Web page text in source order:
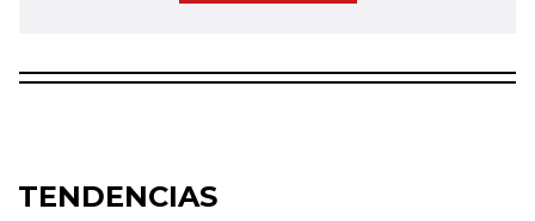
TENDENCIAS